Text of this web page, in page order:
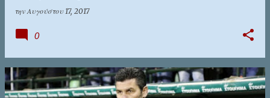
την Αυγούστου 17, 2017
0